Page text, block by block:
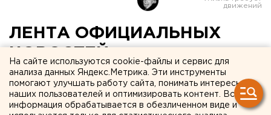
ЛЕНТА ОФИЦИАЛЬНЫХ
Визит вице-премьера
ГУБЕРНАТОР Э.РОССЕЛЬ И ВИЦЕ-ПРЕМЬЕР
На сайте используются cookie-файлы и сервис для
анализа данных Яндекс.Метрика. Эти инструменты
помогают улучшать работу сайта, понимать интересы
наших пользователей и оптимизировать контент. Вся
информация обрабатывается в обезличенном виде и